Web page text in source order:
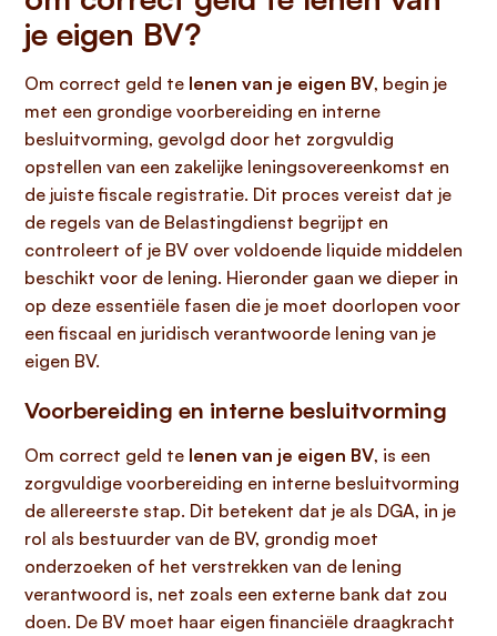
je eigen BV?
Om correct geld te lenen van je eigen BV, begin je
met een grondige voorbereiding en interne
besluitvorming, gevolgd door het zorgvuldig
opstellen van een zakelijke leningsovereenkomst en
de juiste fiscale registratie. Dit proces vereist dat je
de regels van de Belastingdienst begrijpt en
controleert of je BV over voldoende liquide middelen
beschikt voor de lening. Hieronder gaan we dieper in
op deze essentiële fasen die je moet doorlopen voor
een fiscaal en juridisch verantwoorde lening van je
eigen BV.
Voorbereiding en interne besluitvorming
Om correct geld te lenen van je eigen BV, is een
zorgvuldige voorbereiding en interne besluitvorming
de allereerste stap. Dit betekent dat je als DGA, in je
rol als bestuurder van de BV, grondig moet
onderzoeken of het verstrekken van de lening
verantwoord is, net zoals een externe bank dat zou
doen. De BV moet haar eigen financiële draagkracht